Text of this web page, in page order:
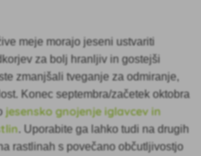
meje morajo jeseni ustvariti
za bolj hranljiv in gostejši
zmanjšali tveganje za odmiranje,
Konec septembra/začetek oktobra
jesensko gnojenje iglavcev in
. Uporabite ga lahko tudi na drugih
rastlinah s povečano občutljivostjo